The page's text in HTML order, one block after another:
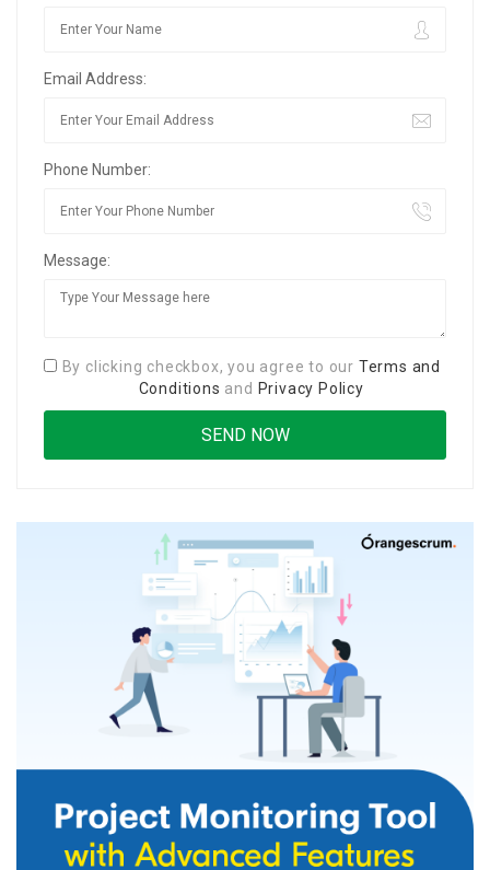
Email Address:
Phone Number:
Message:
By clicking checkbox, you agree to our Terms and
Conditions and Privacy Policy